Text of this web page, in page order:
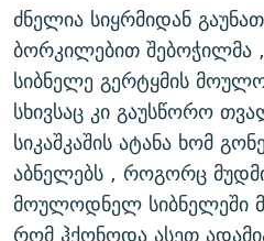
60 ᲓᲔᲪᲘᲑᲔᲚᲘ
ᲒᲐᲜᲙᲘᲗᲮᲕᲘᲡ ᲓᲦᲔ
ᲓᲘᲚᲘᲡ ᲡᲐᲣᲑᲠᲔᲑᲘ
ᲛᲝᲚᲐᲞᲐᲠᲐᲙᲔ ᲢᲔᲥᲡᲢᲔᲑᲘ
ᲨᲘᲜ - ᲣᲪᲮᲝᲔᲗᲨᲘ
ᲚᲘᲢᲔᲠᲐᲢᲣᲠᲣᲚᲘ ᲬᲐᲮᲜᲐᲒᲔᲑᲘ
ᲤᲔᲜᲝᲕᲐᲜᲘ - 2.10
ᲞᲠᲝᲔᲥᲢᲔᲑᲘ
ᲣᲙᲠᲐᲘᲜᲐᲨᲘ ᲓᲐᲦᲣᲞᲣᲚᲘ
ᲓᲐᲛᲝᲣᲙᲘᲓᲔᲑᲚᲝᲑᲘᲡ 100 ᲬᲔᲚᲘ
ᲩᲔᲛᲘ ᲡᲘᲙᲕᲓᲘᲚᲘᲡ ᲛᲘᲖᲔᲖᲘᲐ
11 ᲬᲔᲚᲘ - 11 ᲐᲛᲑᲐᲕᲘ
ᲡᲐᲞᲐᲠᲚᲐᲛᲔᲜᲢᲝ ᲐᲠᲩᲔᲕᲜᲔᲑᲘᲡ
ЭХО КАВКАЗА
ᲒᲐᲛᲝᲘᲬᲔᲠᲔ
ძნელია სიყრმიდან
ბორკილებით
სიბნელე გერტყმის
სხივსაც კი გაუსწორო
სიკაშკაშის ატანა ხომ
აბნელებს , როგორც
მოულოდნელ სიბნელეში